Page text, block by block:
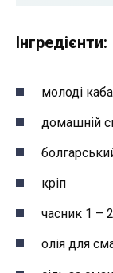
Інгредієнти:
молоді
домашній
кріп
часник 1 –
олія для